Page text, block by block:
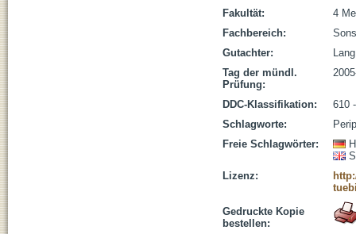
Fakultät:
4
Fachbereich:
Gutachter:
Tag der mündl.
Prüfung:
DDC-Klassifikation:
610
Schlagworte:
Freie Schlagwörter:
Lizenz:
Gedruckte Kopie
bestellen: